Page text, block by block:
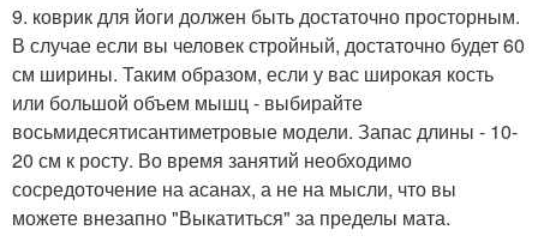
9. коврик для йоги должен быть достаточно просторным.
В случае если вы человек стройный, достаточно будет 60
см ширины. Таким образом, если у вас широкая кость
или большой объем мышц - выбирайте
восьмидесятисантиметровые модели. Запас длины - 10-
20 см к росту. Во время занятий необходимо
сосредоточение на асанах, а не на мысли, что вы
можете внезапно "Выкатиться" за пределы мата.